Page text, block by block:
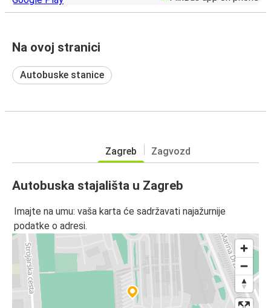
Na ovoj stranici
Autobuske stanice
Zagreb Zagvozd
Autobuska stajališta u Zagreb
Imajte na umu: vaša karta će sadržavati najažurnije
podatke o adresi.